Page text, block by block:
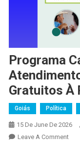
Programa
Gratuitos À
Goiás Política
15 De June De 2026
Leave A CommentOn